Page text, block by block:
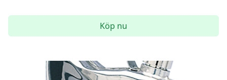
Köp nu